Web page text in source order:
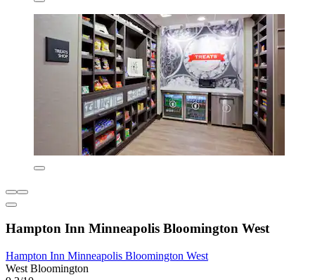
Hampton Inn Minneapolis Bloomington West
Hampton Inn Minneapolis Bloomington West
West Bloomington